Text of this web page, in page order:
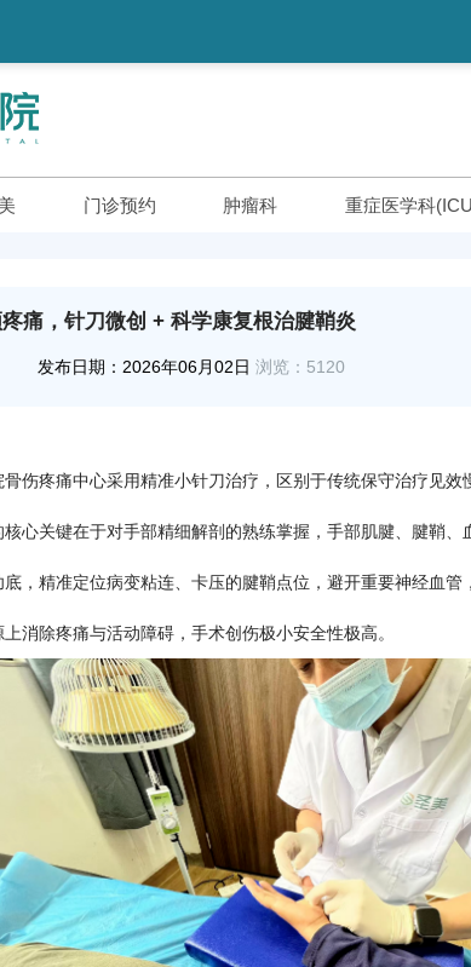
门诊预约 肿瘤科 重症医学科
痛，针刀微创 + 科学康复根治腱鞘炎
发布日期：2026年06月02日 浏览：5120
伤疼痛中心采用精准小针刀治疗，区别于传统保守治疗见效
心关键在于对手部精细解剖的熟练掌握，手部肌腱、腱鞘
，精准定位病变粘连、卡压的腱鞘点位，避开重要神经血
消除疼痛与活动障碍，手术创伤极小安全性极高。